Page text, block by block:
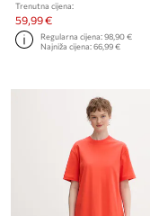
Trenutna cijena:
59,99 €
Regularna cijena:98,90 €
Najniža cijena:66,99 €